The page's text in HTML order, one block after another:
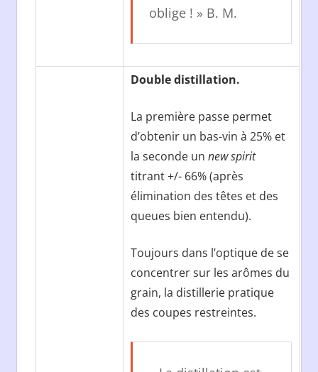
oblige ! » B. M.
Double distillation.
La première passe permet
d’obtenir un bas-vin à 25% et
la seconde unnew spirit
titrant +/- 66% (après
élimination des têtes et des
queues bien entendu).
Toujours dans l’optique de se
concentrer sur les arômes du
grain, la distillerie pratique
des coupes restreintes.